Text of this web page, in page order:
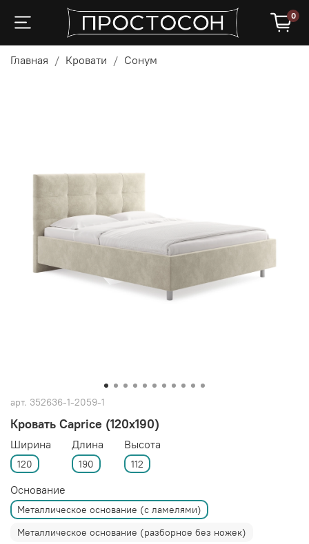
0
Главная Кровати Сонум
арт. 352636-1-2059-1
Кровать Caprice (120x190)
Ширина
120
Длина
190
Высота
112
Основание
Металлическое основание (с ламелями)
Металлическое основание (разборное без ножек)